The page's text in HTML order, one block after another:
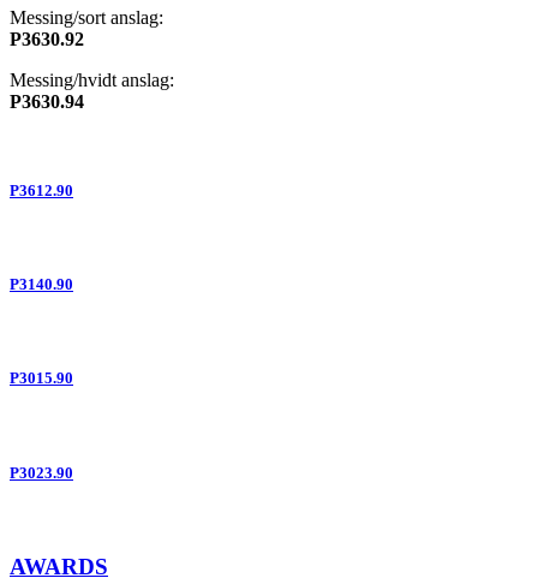
Messing/sort anslag:
P3630.92
Messing/hvidt anslag:
P3630.94
P3612.90
P3140.90
P3015.90
P3023.90
AWARDS